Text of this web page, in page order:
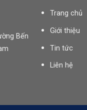
Bến
Trang chủ
Giới thiệu
Tin tức
Liên hệ